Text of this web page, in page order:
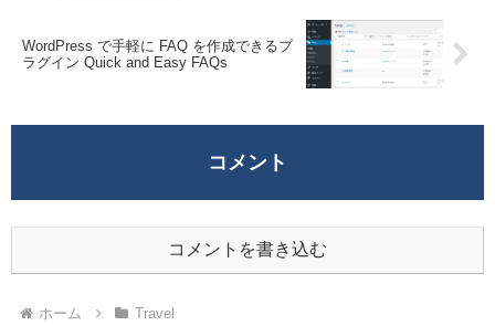
WordPress で手軽に FAQ を作成できるプ
ラグイン Quick and Easy FAQs
コメント
コメントを書き込む
ホーム Travel